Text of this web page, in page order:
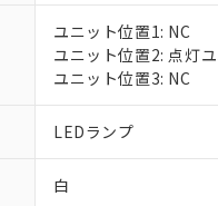
ユニット位置1: NC
ユニット位置2: 点灯
ユニット位置3: NC
LEDランプ
白
ご利用条件
以下の条件をお読
対応予定：EU
対応予定なし：
調査・確認中：
非該当品：ライセ
仕入先様の事情に
があります。
※1 中国